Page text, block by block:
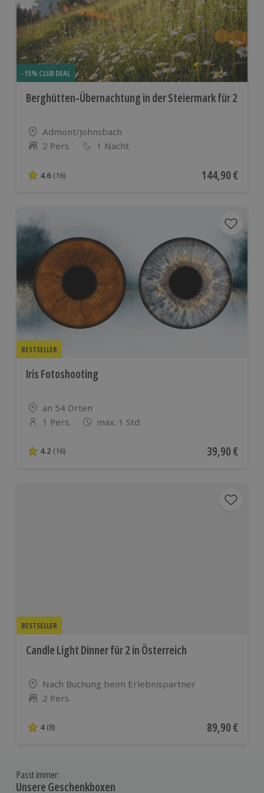
-15% CLUB DEAL
Berghütten-Übernachtung in der Steiermark für 2
Standort
Admont/Johnsbach
Anzahl der Teilnehmer
2 Pers. 1 Nacht
4.6 von 5 Sternen basierend auf 16 Bewertungen
4.6 (16) Aktueller Preis
144,90 €
BESTSELLER
Iris Fotoshooting
Standort
an 54 Orten
Anzahl der Teilnehmer
1 Pers. max. 1 Std
4.2 von 5 Sternen basierend auf 16 Bewertungen
4.2 (16) Aktueller
39,90 €
BESTSELLER
Candle Light Dinner für 2 in Österreich
Standort
Nach Buchung beim Erlebnispartner
Anzahl der Teilnehmer
2 Pers.
4 von 5 Sternen basierend auf 8 Bewertungen
4 (8) Aktueller
89,90 €
Passt immer:
Unsere Geschenkboxen